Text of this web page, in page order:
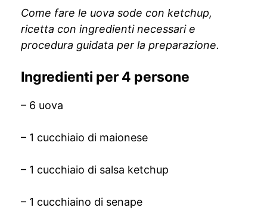
Come fare le uova sode con ketchup,
ricetta con ingredienti necessari e
procedura guidata per la preparazione.
Ingredienti per 4 persone
– 6 uova
– 1 cucchiaio di maionese
– 1 cucchiaio di salsa ketchup
– 1 cucchiaino di senape